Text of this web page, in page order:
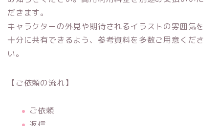
だきます。
キャラクターの外見や期待されるイラストの雰囲気を
十分に共有できるよう、参考資料を多数ご用意くださ
い。
【ご依頼の流れ】
ご依頼